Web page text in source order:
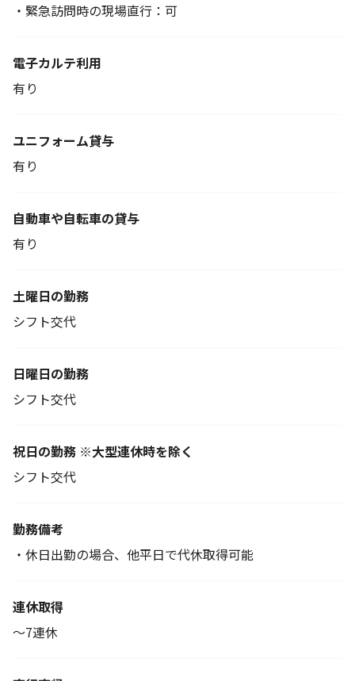
・緊急訪問時の現場直行：可
電子カルテ利用
有り
ユニフォーム貸与
有り
自動車や自転車の貸与
有り
土曜日の勤務
シフト交代
日曜日の勤務
シフト交代
祝日の勤務 ※大型連休時を除く
シフト交代
勤務備考
・休日出勤の場合、他平日で代休取得可能
連休取得
～7連休